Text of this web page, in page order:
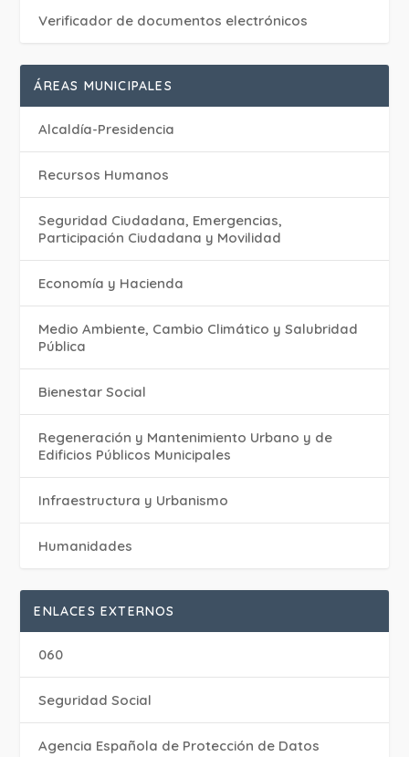
Verificador de documentos electrónicos
ÁREAS MUNICIPALES
Alcaldía-Presidencia
Recursos Humanos
Seguridad Ciudadana, Emergencias,
Participación Ciudadana y Movilidad
Economía y Hacienda
Medio Ambiente, Cambio Climático y Salubridad
Pública
Bienestar Social
Regeneración y Mantenimiento Urbano y de
Edificios Públicos Municipales
Infraestructura y Urbanismo
Humanidades
ENLACES EXTERNOS
060
Seguridad Social
Agencia Española de Protección de Datos